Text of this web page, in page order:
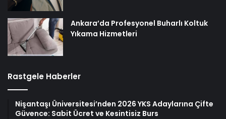
Ankara’da Profesyonel Buharlı Koltuk
Yıkama Hizmetleri
Rastgele Haberler
Nişantaşı Üniversitesi’nden 2026 YKS Adaylarına Çifte
Güvence: Sabit Ücret ve Kesintisiz Burs